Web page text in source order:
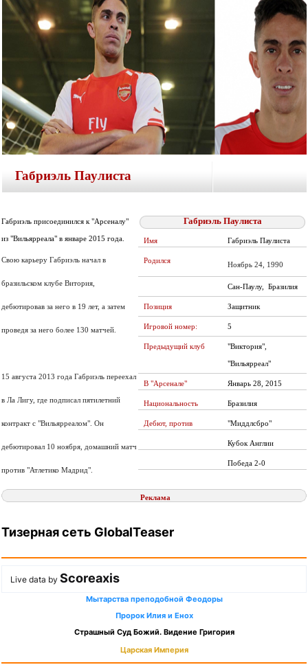
Габриэль Паулиста
Габриэль присоединился к "Арсеналу"
из "Вильярреала" в январе 2015 года.
Габриэль Паулиста
Имя Габриэль Паулиста
Родился
Ноябрь 24, 1990
Сан-Паулу, Бразилия
Позиция Защитник
Игровой номер: 5
Предыдущий клуб "Виктория",
"Вильярреал"
В "Арсенале" Январь 28, 2015
Национальность Бразилия
Дебют, против "Миддлсбро"
Кубок Англии
Победа 2-0
Свою карьеру Габриэль начал в
бразильском клубе Витория,
дебютировав за него в 19 лет, а затем
проведя за него более 130 матчей.
15 августа 2013 года Габриэль переехал
в Ла Лигу, где подписал пятилетний
контракт с "Вильярреалом". Он
дебютировал 10 ноября, домашний матч
против "Атлетико Мадрид".
Реклама
Тизерная сеть GlobalTeaser
Live data by Scoreaxis
Мытарства преподобной Феодоры
Пророк Илия и Енох
Страшный Суд Божий. Видение Григория
Царская Империя